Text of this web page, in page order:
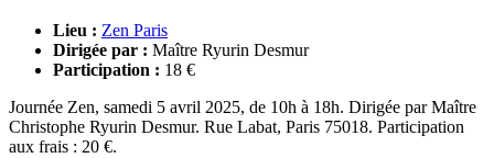
Lieu : Zen Paris
Dirigée par : Maître Ryurin Desmur
Participation : 18 €
Journée Zen, samedi 5 avril 2025, de 10h à 18h. Dirigée par Maître
Christophe Ryurin Desmur. Rue Labat, Paris 75018. Participation
aux frais : 20 €.